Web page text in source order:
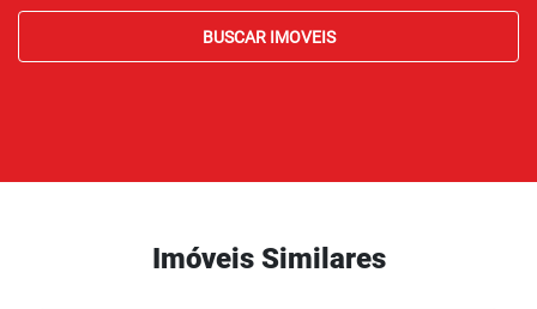
BUSCAR IMOVEIS
Imóveis Similares